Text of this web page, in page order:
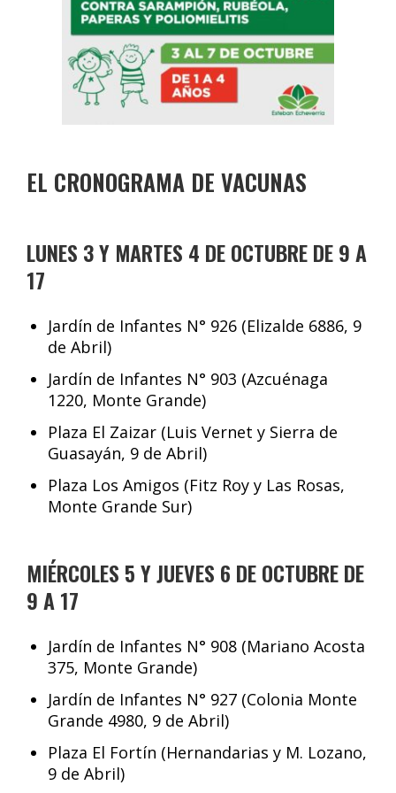
EL CRONOGRAMA DE VACUNAS
LUNES 3 Y MARTES 4 DE OCTUBRE DE 9 A
17
Jardín de Infantes N° 926 (Elizalde 6886, 9
de Abril)
Jardín de Infantes N° 903 (Azcuénaga
1220, Monte Grande)
Plaza El Zaizar (Luis Vernet y Sierra de
Guasayán, 9 de Abril)
Plaza Los Amigos (Fitz Roy y Las Rosas,
Monte Grande Sur)
MIÉRCOLES 5 Y JUEVES 6 DE OCTUBRE DE
9 A 17
Jardín de Infantes N° 908 (Mariano Acosta
375, Monte Grande)
Jardín de Infantes N° 927 (Colonia Monte
Grande 4980, 9 de Abril)
Plaza El Fortín (Hernandarias y M. Lozano,
9 de Abril)